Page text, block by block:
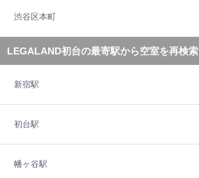
渋谷区本町
LEGALAND初台の最寄駅から空室を再検索
新宿駅
初台駅
幡ヶ谷駅